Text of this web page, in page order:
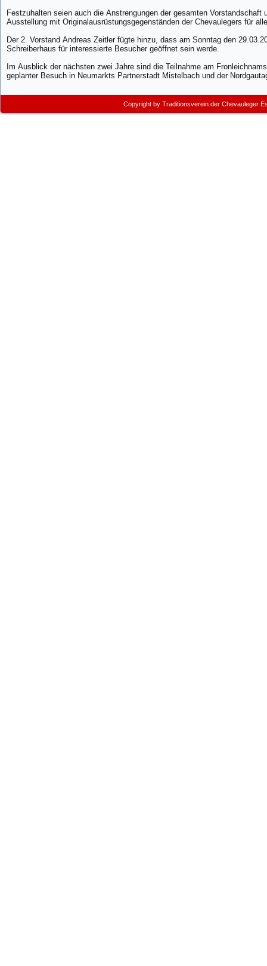
Festzuhalten seien auch die Anstrengungen der gesamten
Ausstellung mit Originalausrüstungsgegenständen der Chevaulegers für
Der 2. Vorstand Andreas Zeitler fügte hinzu, dass am Sonntag den
Schreiberhaus für interessierte Besucher geöffnet sein werde.
Im Ausblick der nächsten zwei Jahre sind die Teilnahme am
geplanter Besuch in Neumarkts Partnerstadt Mistelbach und der
Copyright by Traditionsverein der Chevauleger